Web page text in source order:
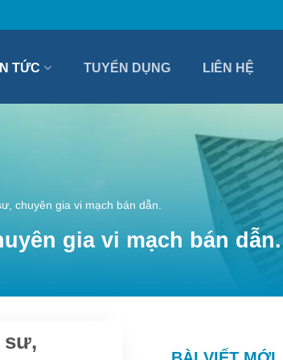
TỨC TUYỂN DỤNG LIÊN HỆ
chuyên gia vi mạch bán dẫn.
gia vi mạch bán dẫn.
sư,